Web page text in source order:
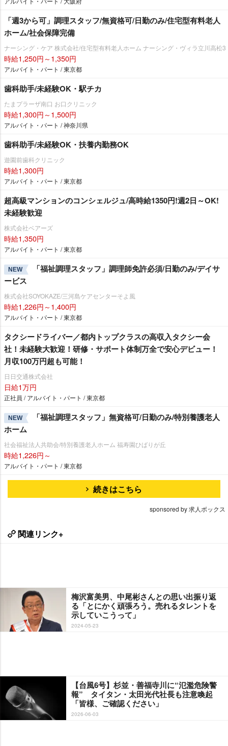
「週3から可」調理スタッフ/無資格可/日勤のみ/住宅型有料老人
ホーム/社会保障完備
ナーシング・ケア 株式会社/住宅型有料老人ホーム ナーシング・ヴィラ立川高松3
時給1,250円～1,350円
アルバイト・パート / 東京都
歯科助手/未経験OK・駅チカ
たまプラーザ南口 お口クリニック
時給1,300円～1,500円
アルバイト・パート / 神奈川県
歯科助手/未経験OK・扶養内勤務OK
遊園前歯科クリニック
時給1,300円
アルバイト・パート / 東京都
超高級マンションのコンシェルジュ/高時給1350円!週2日～OK!
未経験歓迎
株式会社ベアーズ
時給1,350円
アルバイト・パート / 東京都
NEW
「福祉調理スタッフ」調理師免許必須/日勤のみ/デイサ
ービス
株式会社SOYOKAZE/三河島ケアセンターそよ風
時給1,226円～1,400円
アルバイト・パート / 東京都
タクシードライバー／都内トップクラスの高収入タクシー会
社！未経験大歓迎！研修・サポート体制万全で安心デビュー！
月収100万円超も可能！
日日交通株式会社
日給1万円
正社員 / アルバイト・パート / 東京都
NEW
「福祉調理スタッフ」無資格可/日勤のみ/特別養護老人
ホーム
社会福祉法人共助会/特別養護老人ホーム 福寿園ひばりが丘
時給1,226円～
アルバイト・パート / 東京都
続きはこちら
sponsored by 求人ボックス
関連リンク+
梅沢富美男、中尾彬さんとの思い出振り返
る「とにかく頑張ろう。売れるタレントを
示していこうって」
2024-05-23
【台風6号】杉並・善福寺川に“氾濫危険警
報” タイタン・太田光代社長も注意喚起
「皆様、ご確認ください」
2026-06-03